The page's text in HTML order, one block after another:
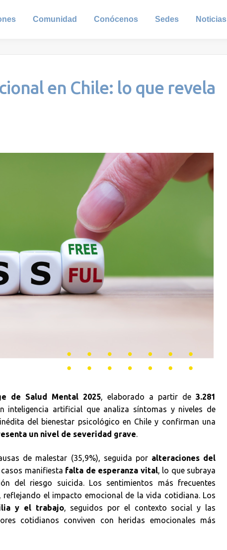
Comunidad Conócenos Sedes Noticias
en Chile: lo que revela
de Salud Mental 2025, elaborado a partir de 3.281
inteligencia artificial que analiza síntomas y niveles de
del bienestar psicológico en Chile y confirman una
un nivel de severidad grave.
de malestar (35,9%), seguida por alteraciones del
casos manifiesta falta de esperanza vital, lo que subraya
del riesgo suicida. Los sentimientos más frecuentes
reflejando el impacto emocional de la vida cotidiana. Los
y el trabajo, seguidos por el contexto social y las
cotidianos conviven con heridas emocionales más